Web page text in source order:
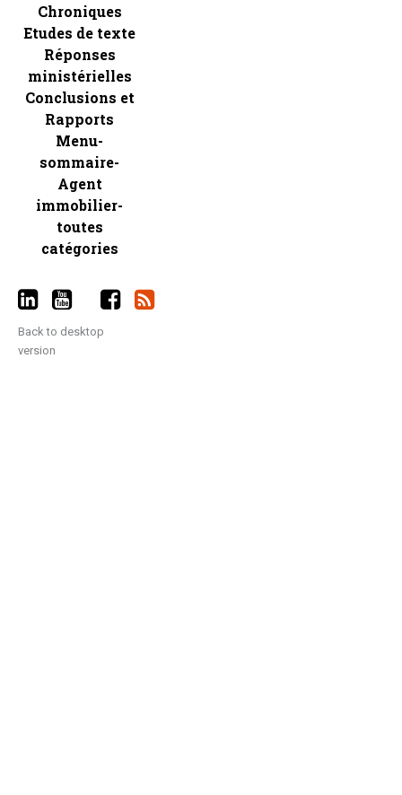
Chroniques
Etudes de texte
Réponses
ministérielles
Conclusions et
Rapports
Menu-
sommaire-
Agent
immobilier-
toutes
catégories
Back to desktop
version